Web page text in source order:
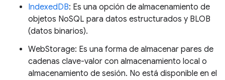
IndexedDB: Es una opción de almacenamiento de
objetos NoSQL para datos estructurados y BLOB
(datos binarios).
WebStorage: Es una forma de almacenar pares de
cadenas clave-valor con almacenamiento local o
almacenamiento de sesión. No está disponible en el